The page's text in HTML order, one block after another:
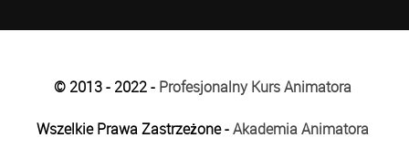
© 2013 - 2022 - Profesjonalny Kurs Animatora
Wszelkie Prawa Zastrzeżone -Akademia Animatora